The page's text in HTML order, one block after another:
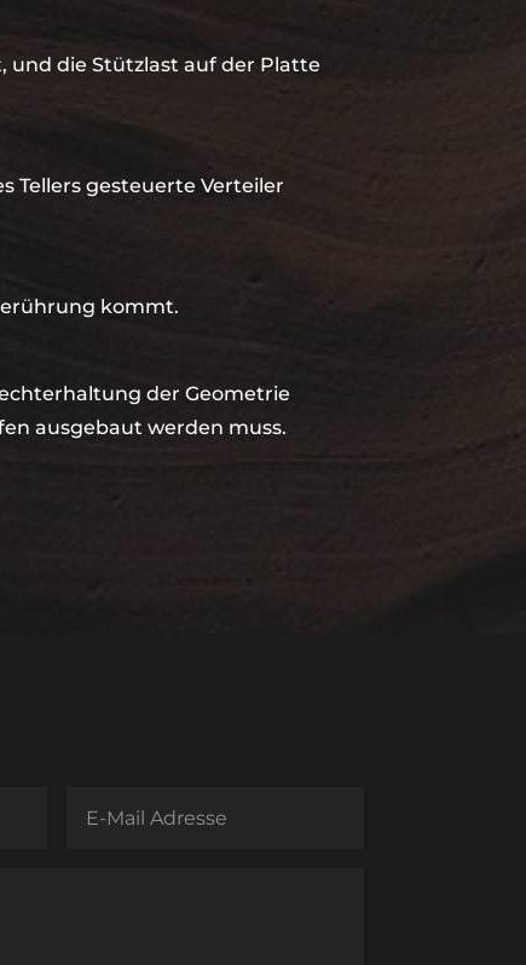
und die Stützlast auf der Platte
Tellers gesteuerte Verteiler
kommt.
der Geometrie
ausgebaut werden muss.